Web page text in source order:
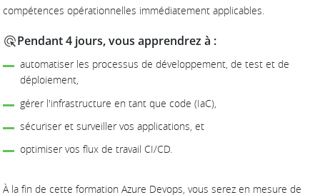
compétences opérationnelles immédiatement applicables.
Pendant 4 jours, vous apprendrez à :
automatiser les processus de développement, de test et de
déploiement,
gérer l'infrastructure en tant que code (IaC),
sécuriser et surveiller vos applications, et
optimiser vos flux de travail CI/CD.
À la fin de cette formation Azure Devops, vous serez en mesure de